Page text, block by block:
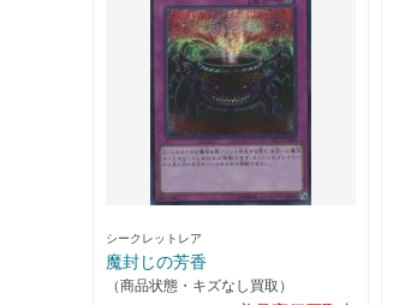
シークレットレア
魔封じの芳香
（商品状態・キズなし買取）